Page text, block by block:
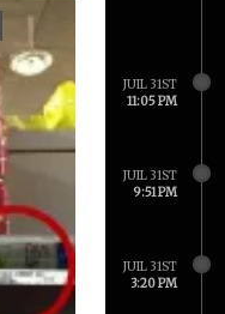
JUIL 31ST
11:05 PM
JUIL 31ST
9:51 PM
JUIL 31ST
3:20 PM